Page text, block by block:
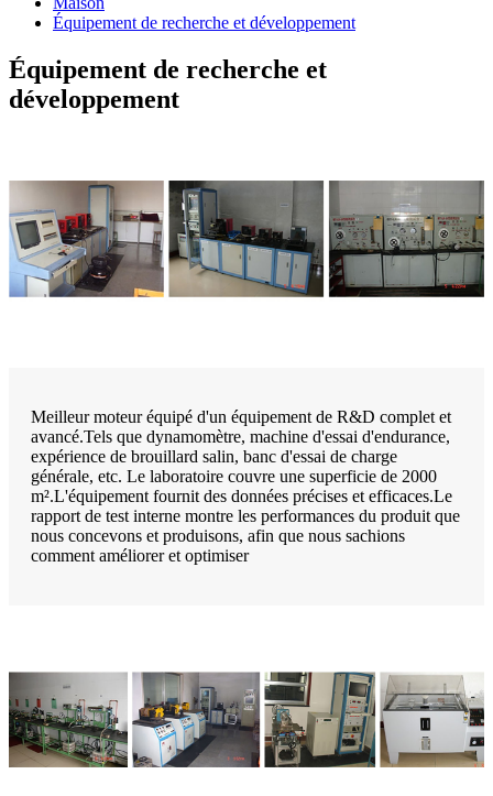
Équipement de recherche et développement
Équipement de recherche et
développement
Meilleur moteur équipé d'un équipement de R&D complet et
avancé.Tels que dynamomètre, machine d'essai d'endurance,
expérience de brouillard salin, banc d'essai de charge
générale, etc. Le laboratoire couvre une superficie de 2000
m².L'équipement fournit des données précises et efficaces.Le
rapport de test interne montre les performances du produit que
nous concevons et produisons, afin que nous sachions
comment améliorer et optimiser